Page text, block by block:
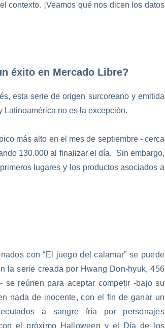
contexto. ¡Veamos qué nos dicen los datos
éxito en Mercado Libre?
esta serie de origen surcoreano y emitida
Latinoamérica no es la excepción.
más alto en el mes de septiembre - cerca
130.000 al finalizar el día. Sin embargo,
lugares y los productos asociados a
con “El juego del calamar” se puede
la serie creada por Hwang Don-hyuk, 456
se reúnen para aceptar competir -bajo su
nada de inocente, con el fin de ganar un
a sangre fría por personajes
el próximo Halloween y el Día de los